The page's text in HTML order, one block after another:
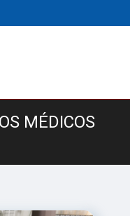
MÉDICOS